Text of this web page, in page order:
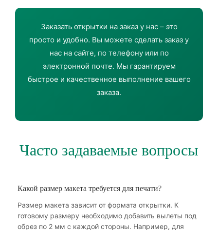
Заказать открытки на заказ у нас – это
просто и удобно. Вы можете сделать заказ у
нас на сайте, по телефону или по
электронной почте. Мы гарантируем
быстрое и качественное выполнение вашего
заказа.
Часто задаваемые вопросы
Какой размер макета требуется для печати?
Размер макета зависит от формата открытки. К
готовому размеру необходимо добавить вылеты под
обрез по 2 мм с каждой стороны. Например, для